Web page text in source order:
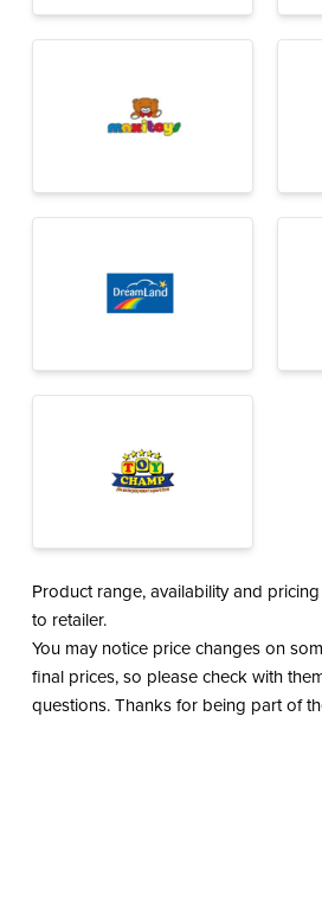
Product range, availability and
to retailer.
You may notice price changes on
final prices, so please check with
questions. Thanks for being part of